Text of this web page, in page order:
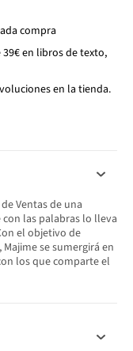
compra
en libros de texto,
en la tienda.
Ventas de una
las palabras lo lleva
el objetivo de
se sumergirá en
los que comparte el